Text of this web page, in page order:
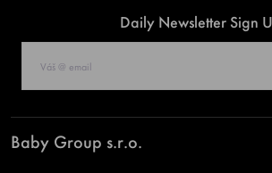
Daily Newsletter Sign
Baby Group s.r.o.